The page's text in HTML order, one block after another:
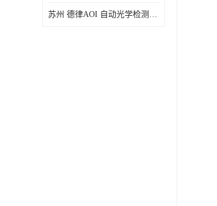
苏州 德律AOI 自动光学检测 帮助节省时间和劳动力成本